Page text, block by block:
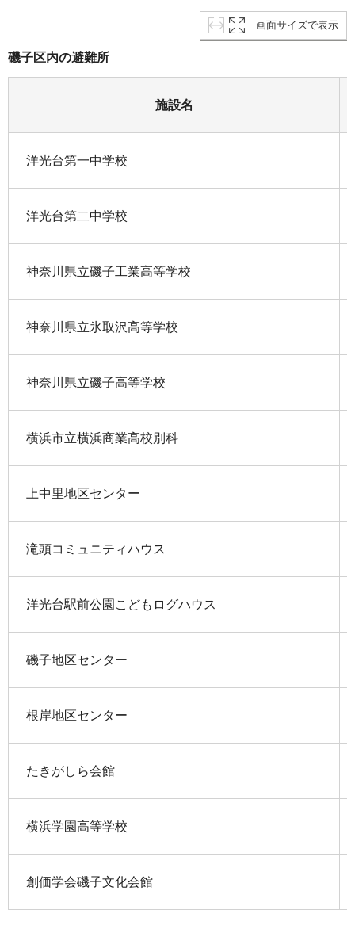
画面サイズで表示
磯子区内の避難所
施設名
洋光台第一中学校
洋光台第二中学校
神奈川県立磯子工業高等学校
神奈川県立氷取沢高等学校
神奈川県立磯子高等学校
横浜市立横浜商業高校別科
上中里地区センター
滝頭コミュニティハウス
洋光台駅前公園こどもログハウス
磯子地区センター
根岸地区センター
たきがしら会館
横浜学園高等学校
創価学会磯子文化会館